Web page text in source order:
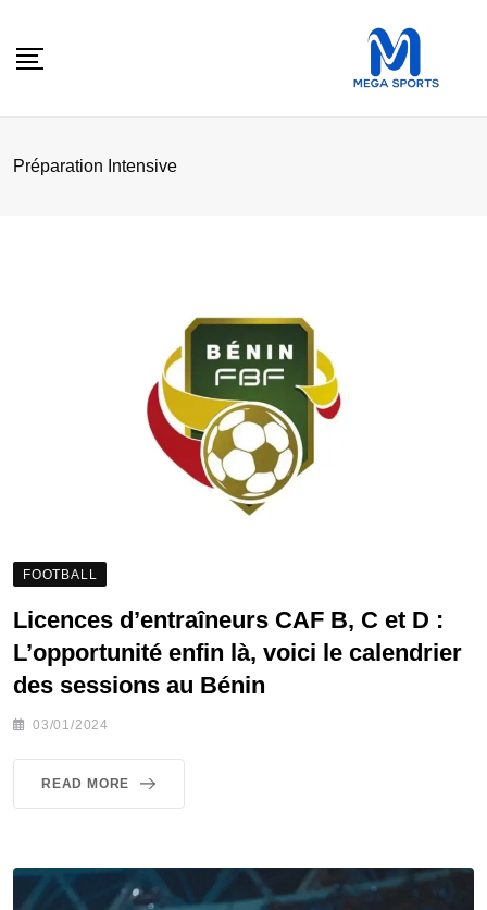
Préparation Intensive
FOOTBALL
Licences d’entraîneurs CAF B, C et D :
L’opportunité enfin là, voici le calendrier
des sessions au Bénin
03/01/2024
READ MORE